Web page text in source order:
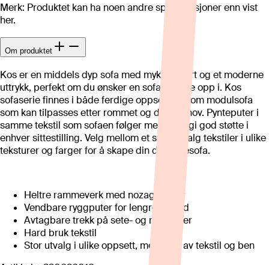
Merk: Produktet kan ha noen andre spesifikasjoner enn vist
her.
Om produktet
Kos er en middels dyp sofa med myk komfort og et moderne
uttrykk, perfekt om du ønsker en sofa å krype opp i. Kos
sofaserie finnes i både ferdige oppsett og som modulsofa
som kan tilpasses etter rommet og dine behov. Pynteputer i
samme tekstil som sofaen følger med for å gi god støtte i
enhver sittestilling. Velg mellom et stort utvalg tekstiler i ulike
teksturer og farger for å skape din drømmesofa.
Heltre rammeverk med nozag-fjærer
Vendbare ryggputer for lengre levetid
Avtagbare trekk på sete- og ryggputer
Hard bruk tekstil
Stor utvalg i ulike oppsett, med valg av tekstil og ben